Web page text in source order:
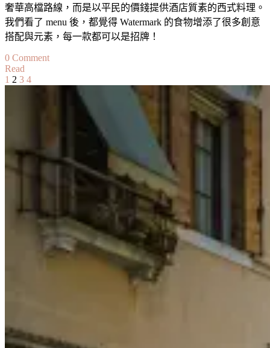
奢華高檔路線，而是以平民的價錢提供酒店質素的西式料理。
我們看了 menu 後，都覺得 Watermark 的食物增添了很多創意
搭配與元素，每一款都可以是招牌！
0 Commenton
隆】
星
好
吃
Speaks
Read
文
頁
Page
1 Page
2 Page
3 Page
4